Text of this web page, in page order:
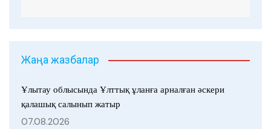
Жаңа жазбалар
Ұлытау облысында Ұлттық ұланға арналған әскери
қалашық салынып жатыр
07.08.2026